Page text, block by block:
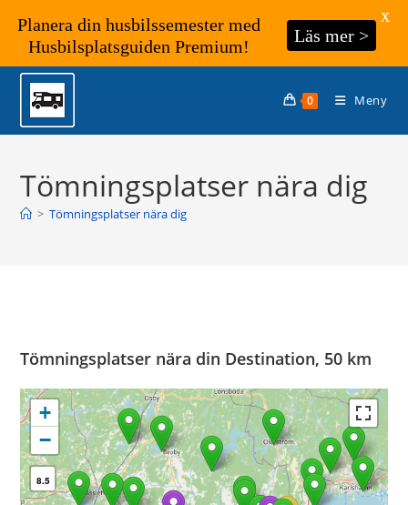
Hoppa
innehållet
0 Meny
Tömningsplatser nära dig
> Tömningsplatser nära dig
Tömningsplatser nära din Destination, 50 km
+
−
8.5
Planera din husbilssemester med
Husbilsplatsguiden Premium!
Läs mer >
X